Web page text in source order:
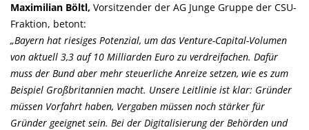
Maximilian Böltl, Vorsitzender der AG Junge Gruppe der CSU-
Fraktion, betont:
Bayern hat riesiges Potenzial, um das Venture-Capital-Volumen
von aktuell 3,3 auf 10 Milliarden Euro zu verdreifachen. Dafür
muss der Bund aber mehr steuerliche Anreize setzen, wie es zum
Beispiel Großbritannien macht. Unsere Leitlinie ist klar: Gründer
müssen Vorfahrt haben, Vergaben müssen noch stärker für
Gründer geeignet sein. Bei der Digitalisierung der Behörden und